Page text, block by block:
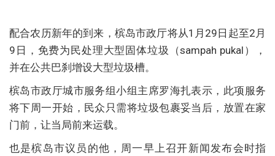
配合农历新年的到来，槟岛市政厅将从1月29日起至2月
9日，免费为民处理大型固体垃圾（sampah pukal），
并在公共巴刹增设大型垃圾槽。
槟岛市政厅城市服务组小组主席罗海扎表示，此项服务
将下周一开始，民众只需将垃圾包裹妥当后，放置在家
门前，让当局前来运载。
也是槟岛市议员的他，周一早上召开新闻发布会时指